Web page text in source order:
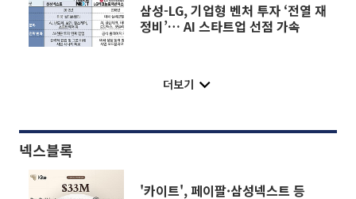
삼성-LG, 기업형 벤처 투자 ‘전열 재
정비’… AI 스타트업 선점 가속
더보기
넥스블록
'카이트', 페이팔·삼성넥스트 등